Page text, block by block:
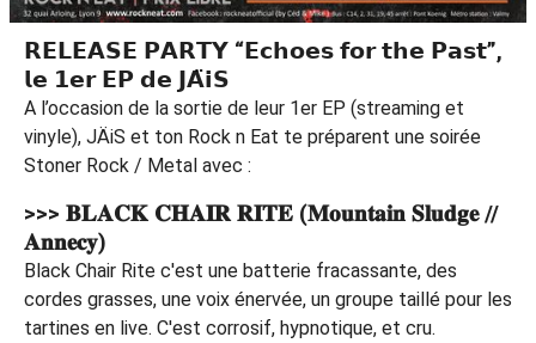
𝗥𝗘𝗟𝗘𝗔𝗦𝗘 𝗣𝗔𝗥𝗧𝗬 “𝗘𝗰𝗵𝗼𝗲𝘀 𝗳𝗼𝗿 𝘁𝗵𝗲 𝗣𝗮𝘀𝘁”,
𝗹𝗲 𝟭𝗲𝗿 𝗘𝗣 𝗱𝗲 𝗝𝗔̈𝗶𝗦
A l’occasion de la sortie de leur 1er EP (streaming et
vinyle), JÄiS et ton Rock n Eat te préparent une soirée
Stoner Rock / Metal avec :
>>> 𝐁𝐋𝐀𝐂𝐊 𝐂𝐇𝐀𝐈𝐑 𝐑𝐈𝐓𝐄 (𝐌𝐨𝐮𝐧𝐭𝐚𝐢𝐧 𝐒𝐥𝐮𝐝𝐠𝐞 //
𝐀𝐧𝐧𝐞𝐜𝐲)
Black Chair Rite c'est une batterie fracassante, des
cordes grasses, une voix énervée, un groupe taillé pour les
tartines en live. C'est corrosif, hypnotique, et cru.